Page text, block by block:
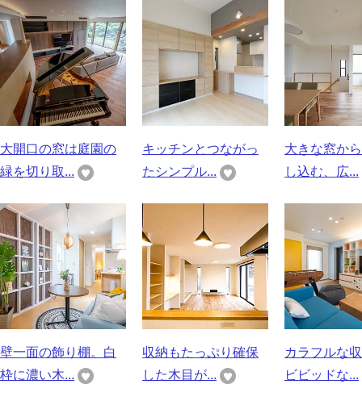
大開口の窓は庭園の
緑を切り取...
キッチンとつながっ
たシンプル...
大きな窓か
し込む、広...
壁一面の飾り棚。白
枠に濃い木...
収納もたっぷり確保
した木目が...
カラフルな
ビビッドな...